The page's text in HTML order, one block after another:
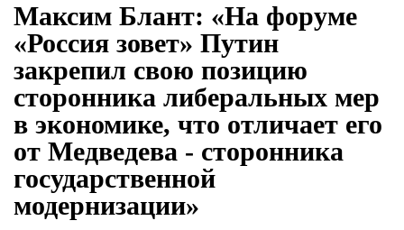
Максим Блант: «На форуме
«Россия зовет» Путин
закрепил свою позицию
сторонника либеральных мер
в экономике, что отличает его
от Медведева - сторонника
государственной
модернизации»